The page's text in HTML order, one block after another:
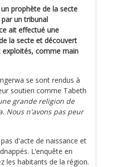
prophète de la secte
un tribunal
ait effectué une
la secte et découvert
comme main
se sont rendus à
soutien comme Tabeth
grande religion de
Nous n'avons pas peur
d'acte de naissance et
L’enquête en
les habitants de la région.